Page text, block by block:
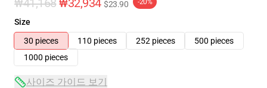
₩41,168₩32,934 $23.90 -20%
Size
30 pieces
110 pieces 252 pieces
500 pieces
1000 pieces
사이즈 가이드 보기